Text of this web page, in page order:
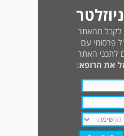
לקבל מהאתר
פרסומי עם
לתכני האתר
: